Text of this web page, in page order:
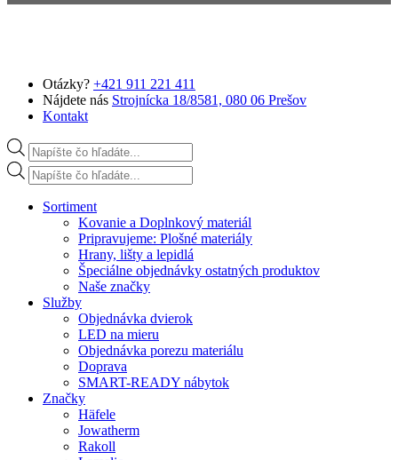
Otázky? +421 911 221 411
Nájdete nás Strojnícka 18/8581, 080 06 Prešov
Kontakt
Products search
Products search
Sortiment
Kovanie a Doplnkový materiál
Pripravujeme: Plošné materiály
Hrany, lišty a lepidlá
Špeciálne objednávky ostatných produktov
Naše značky
Služby
Objednávka dvierok
LED na mieru
Objednávka porezu materiálu
Doprava
SMART-READY nábytok
Značky
Häfele
Jowatherm
Rakoll